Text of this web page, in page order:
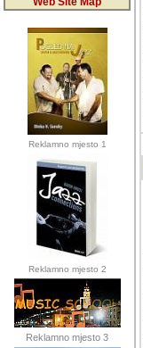
Reklamno mjesto 1
Reklamno mjesto 2
Reklamno mjesto 3